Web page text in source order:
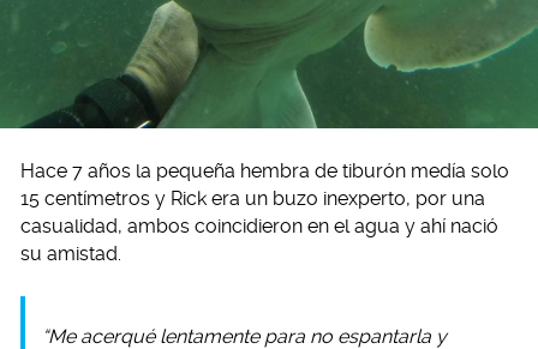
Hace 7 años la pequeña hembra de tiburón medía solo
15 centímetros y Rick era un buzo inexperto, por una
casualidad, ambos coincidieron en el agua y ahí nació
su amistad.
“Me acerqué lentamente para no espantarla y